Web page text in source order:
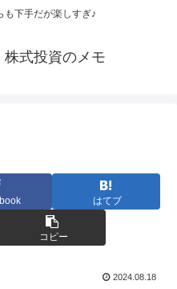
も下手だが楽しすぎ♪
式投資のメモ
はてブ
コピー
2024.08.18